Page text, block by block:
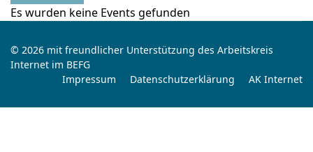
Es wurden keine Events gefunden
© 2026 mit freundlicher Unterstützung des Arbeitskreis
Internet im BEFG
Impressum
Datenschutzerklärung AK Internet